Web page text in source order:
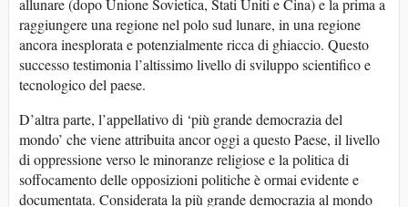
allunare (dopo Unione Sovietica, Stati Uniti e Cina) e la prima a
raggiungere una regione nel polo sud lunare, in una regione
ancora inesplorata e potenzialmente ricca di ghiaccio. Questo
successo testimonia l’altissimo livello di sviluppo scientifico e
tecnologico del paese.
D’altra parte, l’appellativo di ‘più grande democrazia del
mondo’ che viene attribuita ancor oggi a questo Paese, il livello
di oppressione verso le minoranze religiose e la politica di
soffocamento delle opposizioni politiche è ormai evidente e
documentata. Considerata la più grande democrazia al mondo